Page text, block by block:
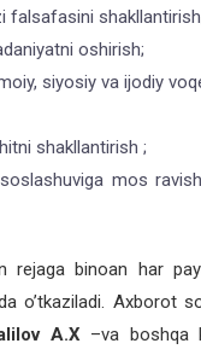
falsafasini
oshirish;
siyosiy va ijodiy
shakllantirish ;
mos
binoan har
o’tkaziladi. Axborot
A.X–va boshqa